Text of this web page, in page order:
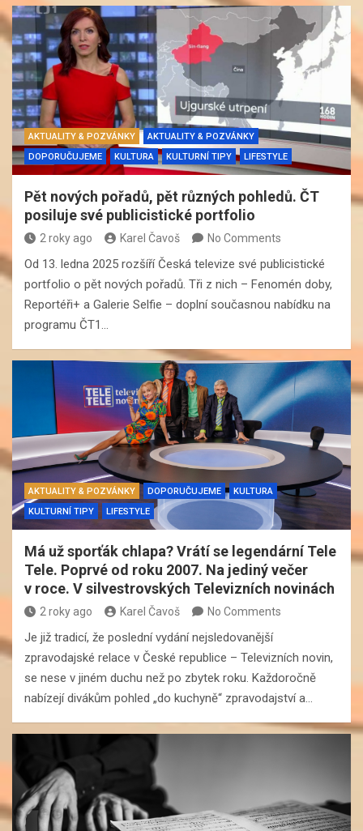
AKTUALITY & POZVÁNKY
AKTUALITY & POZVÁNKY
DOPORUČUJEME
KULTURA KULTURNÍ TIPY LIFESTYLE
Pět nových pořadů, pět různých pohledů. ČT
posiluje své publicistické portfolio
2 roky ago Karel Čavoš No Comments
Od 13. ledna 2025 rozšíří Česká televize své publicistické
portfolio o pět nových pořadů. Tři z nich – Fenomén doby,
Reportéři+ a Galerie Selfie – doplní současnou nabídku na
programu ČT1…
AKTUALITY & POZVÁNKY DOPORUČUJEME
KULTURA
KULTURNÍ TIPY
LIFESTYLE
Má už sporťák chlapa? Vrátí se legendární Tele
Tele. Poprvé od roku 2007. Na jediný večer
v roce. V silvestrovských Televizních novinách
2 roky ago Karel Čavoš No Comments
Je již tradicí, že poslední vydání nejsledovanější
zpravodajské relace v České republice – Televizních novin,
se nese v jiném duchu než po zbytek roku. Každoročně
nabízejí divákům pohled „do kuchyně“ zpravodajství a…